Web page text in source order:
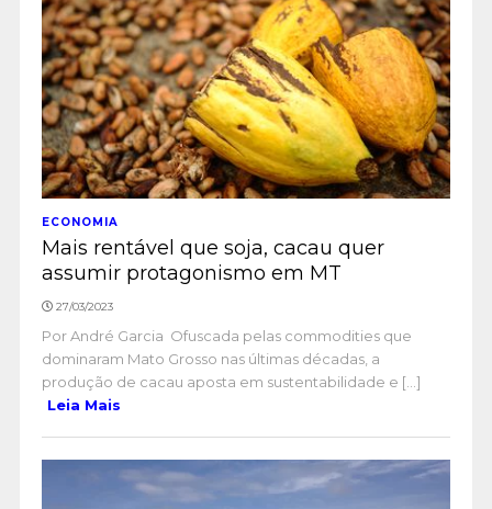
ECONOMIA
Mais rentável que soja, cacau quer
assumir protagonismo em MT
27/03/2023
Por André Garcia Ofuscada pelas commodities que
dominaram Mato Grosso nas últimas décadas, a
produção de cacau aposta em sustentabilidade e [...]
Leia Mais